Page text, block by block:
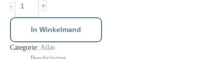
- +
In Winkelmand
Categorie: Atlas